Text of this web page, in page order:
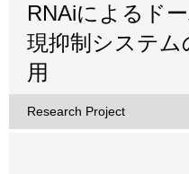
RNAiによるド
現抑制システム
用
Research Project